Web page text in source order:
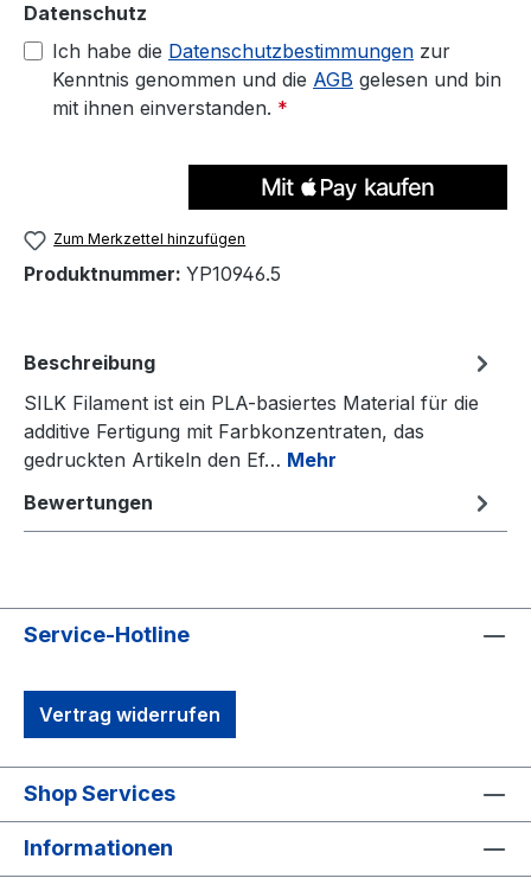
Datenschutz
Ich habe die Datenschutzbestimmungen zur
Kenntnis genommen und die AGB gelesen und bin
mit ihnen einverstanden. *
Zum Merkzettel hinzufügen
Produktnummer: YP10946.5
Beschreibung
SILK Filament ist ein PLA-basiertes Material für die
additive Fertigung mit Farbkonzentraten, das
gedruckten Artikeln den Ef… Mehr
Bewertungen
Service-Hotline
Vertrag widerrufen
Shop Services
Informationen